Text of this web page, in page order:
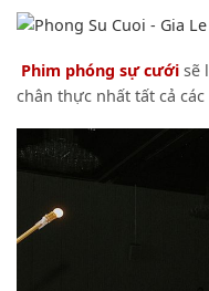
Phim phóng sự cưới sẽ
chân thực nhất tất cả